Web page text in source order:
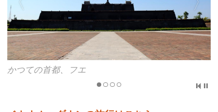
フエにあるかつての王宮「グエン朝王宮」